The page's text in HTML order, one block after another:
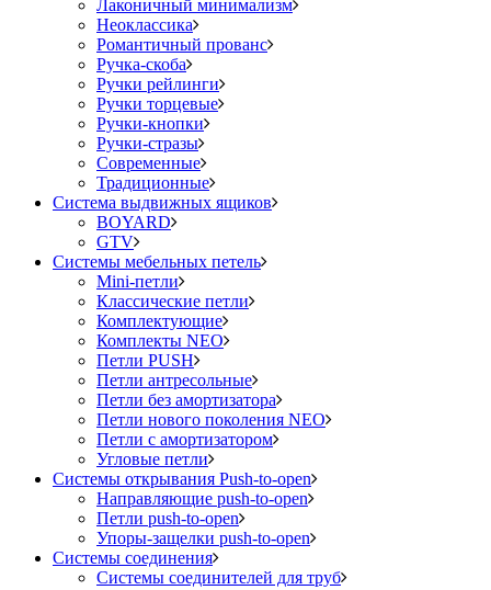
Лаконичный минимализм
Неоклассика
Романтичный прованс
Ручка-скоба
Ручки рейлинги
Ручки торцевые
Ручки-кнопки
Ручки-стразы
Современные
Традиционные
Система выдвижных ящиков
BOYARD
GTV
Системы мебельных петель
Mini-петли
Классические петли
Комплектующие
Комплекты NEO
Петли PUSH
Петли антресольные
Петли без амортизатора
Петли нового поколения NEO
Петли с амортизатором
Угловые петли
Системы открывания Push-to-open
Направляющие push-to-open
Петли push-to-open
Упоры-защелки push-to-open
Системы соединения
Системы соединителей для труб